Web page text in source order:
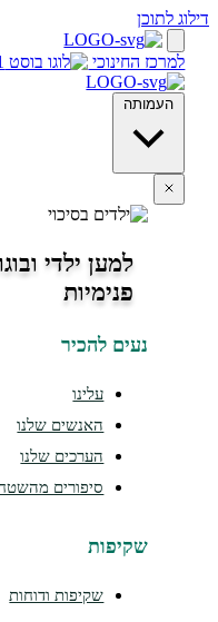
למען ילדי ובוגרי
להכיר
האנשים שלנו
הערכים שלנו
סיפורים מהשטח
שקיפות ודוחות